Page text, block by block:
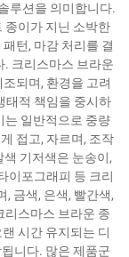
루션을 의미합니다.
종이가 지닌 소박한
턴, 마감 처리를 결
. 크리스마스 브라운
되며, 환경을 고려
태적 책임을 중시하
는 일반적으로 중량
접고, 자르며, 조작
기저색은 눈송이,
이포그래피 등 크리
, 금색, 은색, 빨간색,
리스마스 브라운 종
시간 유지되는 디
니다. 많은 제품군